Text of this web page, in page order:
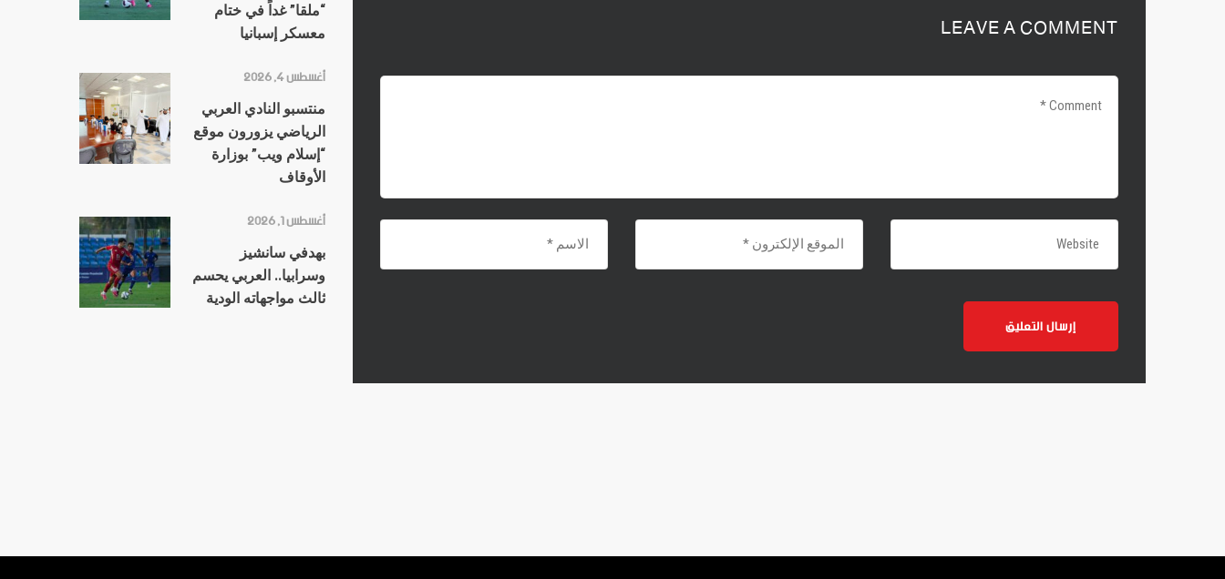
LEAVE A COMMENT
“ملقا” غداً في ختام
معسكر إسبانيا
أغسطس 4, 2026
منتسبو النادي العربي
الرياضي يزورون موقع
“إسلام ويب” بوزارة
الأوقاف
أغسطس 1, 2026
بهدفي سانشيز
وسرابيا.. العربي يحسم
ثالث مواجهاته الودية